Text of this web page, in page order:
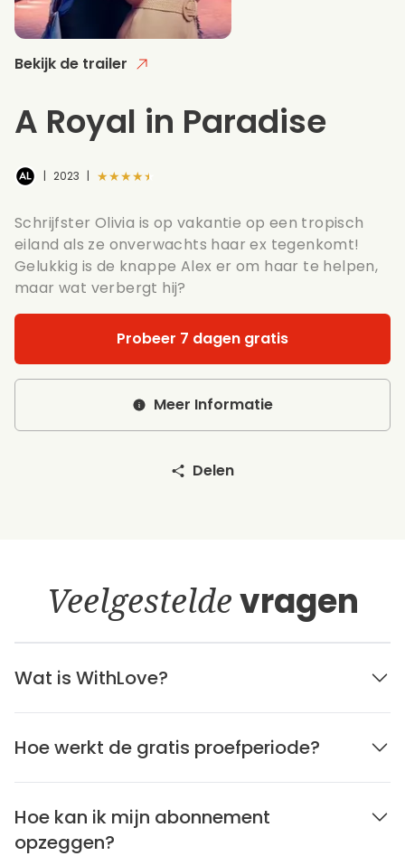
Bekijk de trailer
A Royal in Paradise
| 2023 | ★★★★★
Schrijfster Olivia is op vakantie op een tropisch
eiland als ze onverwachts haar ex tegenkomt!
Gelukkig is de knappe Alex er om haar te helpen,
maar wat verbergt hij?
Probeer 7 dagen gratis
Meer Informatie
Delen
Veelgesteldevragen
Wat is WithLove?
Hoe werkt de gratis proefperiode?
Hoe kan ik mijn abonnement
opzeggen?